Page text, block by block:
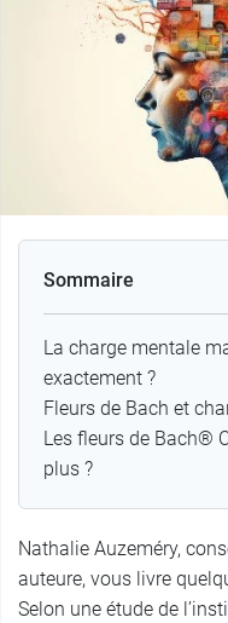
Sommaire
La charge mentale
exactement ?
Fleurs de Bach et
Les fleurs de Bach®
plus ?
Nathalie Auzeméry,
auteure, vous livre
Selon une étude de